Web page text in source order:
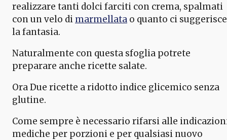
realizzare tanti dolci farciti con crema, spalmati
con un velo di marmellata o quanto ci suggerisce
la fantasia.
Naturalmente con questa sfoglia potrete
preparare anche ricette salate.
Ora Due ricette a ridotto indice glicemico senza
glutine.
Come sempre è necessario rifarsi alle
mediche per porzioni e per qualsiasi nuovo